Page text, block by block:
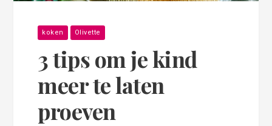
koken Olivette
3 tips om je kind
meer te laten
proeven